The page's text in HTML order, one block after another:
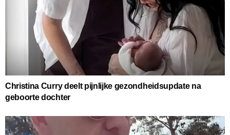
Christina Curry deelt pijnlijke gezondheidsupdate na
geboorte dochter